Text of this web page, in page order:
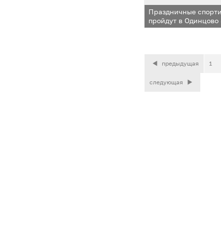
Праздничные
пройдут в Одинцово
предыдущая 1
следующая